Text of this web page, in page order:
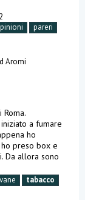
pareri
Aromi
a fumare
ho
preso box e
Da allora sono
tabacco